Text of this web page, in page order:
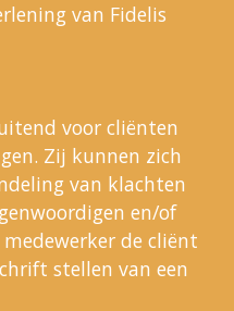
van Fidelis
voor cliënten
Zij kunnen zich
van klachten
en/of
de cliënt
stellen van een